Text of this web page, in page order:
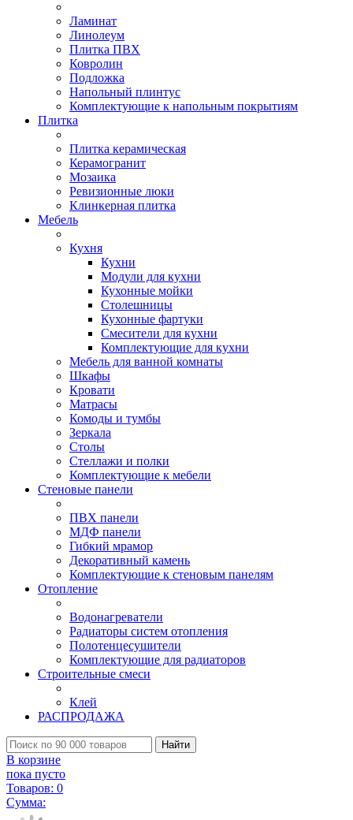
Ламинат
Линолеум
Плитка ПВХ
Ковролин
Подложка
Напольный плинтус
Комплектующие к напольным покрытиям
Плитка
Плитка керамическая
Керамогранит
Мозаика
Ревизионные люки
Клинкерная плитка
Мебель
Кухня
Кухни
Модули для кухни
Кухонные мойки
Столешницы
Кухонные фартуки
Смесители для кухни
Комплектующие для кухни
Мебель для ванной комнаты
Шкафы
Кровати
Матрасы
Комоды и тумбы
Зеркала
Столы
Стеллажи и полки
Комплектующие к мебели
Стеновые панели
ПВХ панели
МДФ панели
Гибкий мрамор
Декоративный камень
Комплектующие к стеновым панелям
Отопление
Водонагреватели
Радиаторы систем отопления
Полотенцесушители
Комплектующие для радиаторов
Строительные смеси
Клей
РАСПРОДАЖА
Найти
В корзине
пока пусто
Товаров: 0
Сумма: